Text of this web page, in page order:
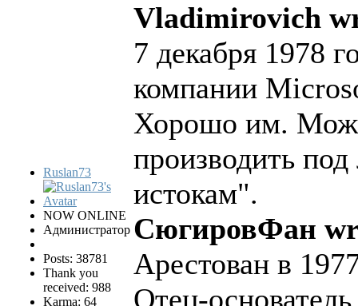
Ruslan73
NOW ONLINE
Администратор
Posts: 38781
Thank you
received: 988
Karma: 64
Vladimirovich
7 декабря 1978
компании
Хорошо им.
производить
истокам".
СюгировФан
Арестован в
Отец-